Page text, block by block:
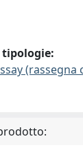
tipologie:
(rassegna